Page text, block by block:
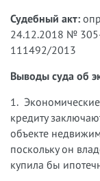
Судебный акт:
24.12.2018 №
111492/2013
Выводы суда об
1.
кредиту
объекте
поскольку он
купила бы